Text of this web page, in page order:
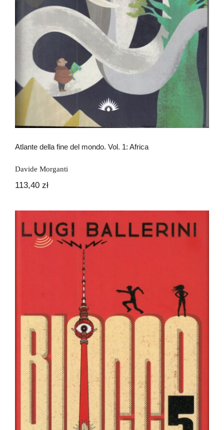
Atlante della fine del mondo. Vol. 1: Africa
Davide Morganti
113,40 zł
Blocco 5